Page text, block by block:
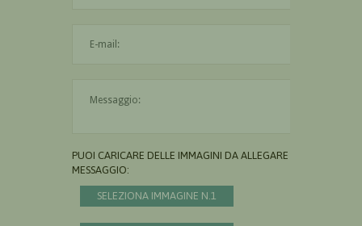
PUOI CARICARE DELLE IMMAGINI DA ALLEGARE AL
MESSAGGIO:
SELEZIONA IMMAGINE N.1